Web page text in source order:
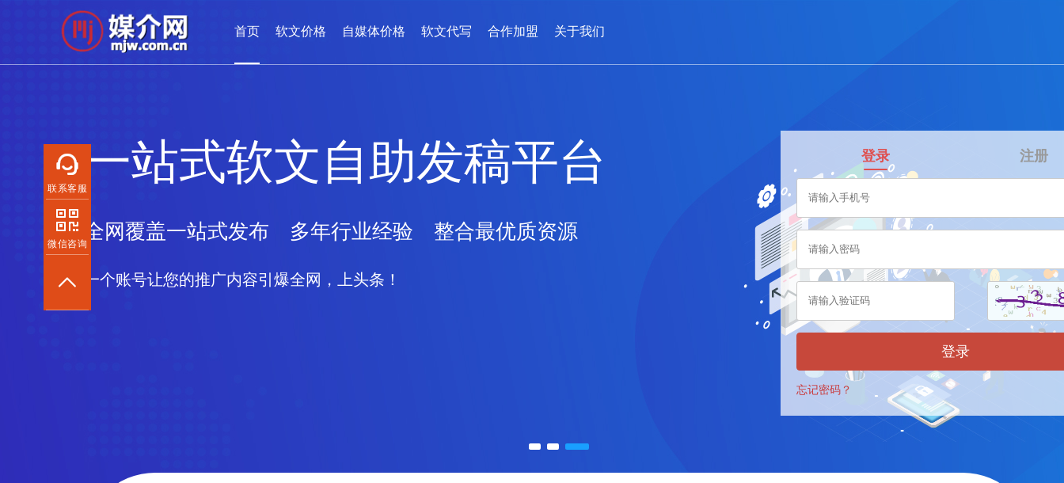
联系客服
微信咨询
首页 软文价格 自媒体价格 软文代写 合作加盟 关于我们
一站式软文自助发稿平台
全网覆盖一站式发布 多年行业经验 整合最优质资源
一个账号让您的推广内容引爆全网，上头条！
登录 注册
登录
忘记密码？